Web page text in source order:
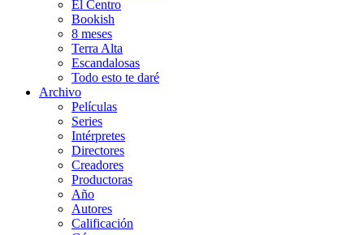
El Centro
Bookish
8 meses
Terra Alta
Escandalosas
Todo esto te daré
Archivo
Películas
Series
Intérpretes
Directores
Creadores
Productoras
Año
Autores
Calificación